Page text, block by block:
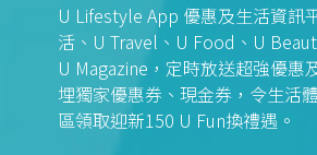
U Lifestyle App 優惠及生活資訊
活、U Travel、U Food、U
U Magazine，定時放送超強優
埋獨家優惠券、現金券，令生活
區領取迎新150 U Fun換禮遇。